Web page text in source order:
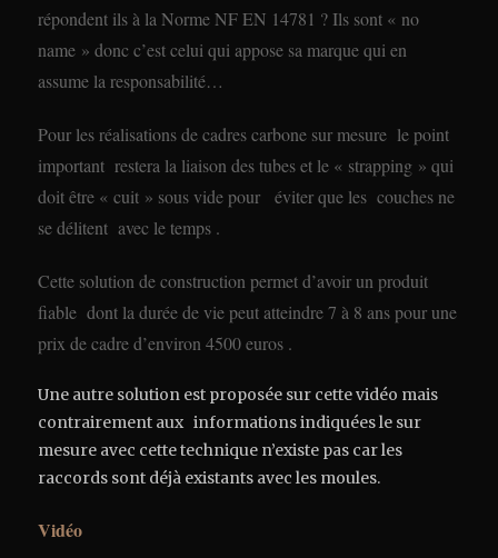
répondent ils à la Norme NF EN 14781 ? Ils sont « no
name » donc c’est celui qui appose sa marque qui en
assume la responsabilité…
Pour les réalisations de cadres carbone sur mesure le point
important restera la liaison des tubes et le « strapping » qui
doit être « cuit » sous vide pour éviter que les couches ne
se délitent avec le temps .
Cette solution de construction permet d’avoir un produit
fiable dont la durée de vie peut atteindre 7 à 8 ans pour une
prix de cadre d’environ 4500 euros .
Une autre solution est proposée sur cette vidéo mais
contrairement aux informations indiquées le sur
mesure avec cette technique n’existe pas car les
raccords sont déjà existants avec les moules.
Vidéo